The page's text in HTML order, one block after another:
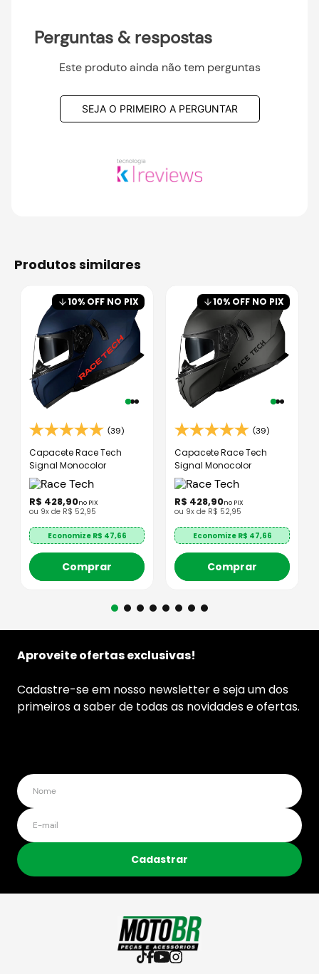
Perguntas & respostas
Este produto ainda não tem perguntas
SEJA O PRIMEIRO A PERGUNTAR
produtos similares
10% OFF NO PIX
(39)
Capacete Race Tech
Signal Monocolor
R$ 428,90no PIX
ou 9x de R$ 52,95
Economize R$ 47,66
Comprar
10% OFF NO PIX
(39)
Capacete Race Tech
Signal Monocolor
R$ 428,90no PIX
ou 9x de R$ 52,95
Economize R$ 47,66
Comprar
Aproveite ofertas exclusivas!
Cadastre-se em nosso newsletter e seja um dos
primeiros a saber de todas as novidades e ofertas.
Cadastrar